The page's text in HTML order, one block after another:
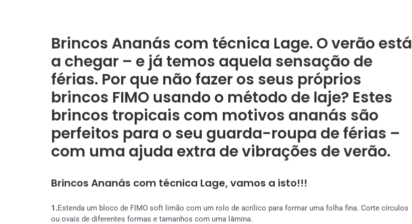
Brincos Ananás com técnica Lage. O verão está
a chegar – e já temos aquela sensação de
férias. Por que não fazer os seus próprios
brincos FIMO usando o método de laje? Estes
brincos tropicais com motivos ananás são
perfeitos para o seu guarda-roupa de férias –
com uma ajuda extra de vibrações de verão.
Brincos Ananás com técnica Lage, vamos a isto!!!
1.Estenda um bloco de FIMO soft limão com um rolo de acrílico para formar uma folha fina. Corte círculos
ou ovais de diferentes formas e tamanhos com uma lâmina.